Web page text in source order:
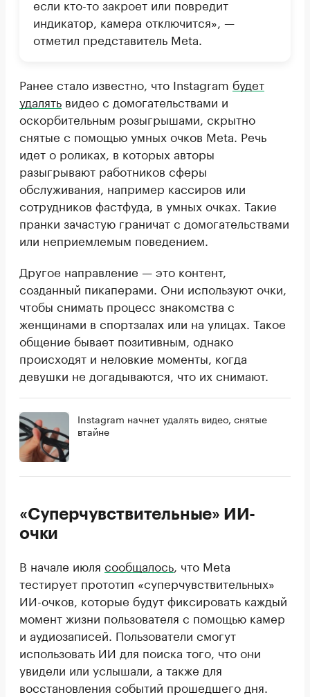
если кто-то закроет или повредит
индикатор, камера отключится», —
отметил представитель Meta.
Ранее стало известно, что Instagram будет
удалять видео с домогательствами и
оскорбительным розыгрышами, скрытно
снятые с помощью умных очков Meta. Речь
идет о роликах, в которых авторы
разыгрывают работников сферы
обслуживания, например кассиров или
сотрудников фастфуда, в умных очках. Такие
пранки зачастую граничат с домогательствами
или неприемлемым поведением.
Другое направление — это контент,
созданный пикаперами. Они используют очки,
чтобы снимать процесс знакомства с
женщинами в спортзалах или на улицах. Такое
общение бывает позитивным, однако
происходят и неловкие моменты, когда
девушки не догадываются, что их снимают.
Instagram начнет удалять видео, снятые
втайне
«Суперчувствительные» ИИ-
очки
В начале июля сообщалось, что Meta
тестирует прототип «суперчувствительных»
ИИ-очков, которые будут фиксировать каждый
момент жизни пользователя с помощью камер
и аудиозаписей. Пользователи смогут
использовать ИИ для поиска того, что они
увидели или услышали, а также для
восстановления событий прошедшего дня.